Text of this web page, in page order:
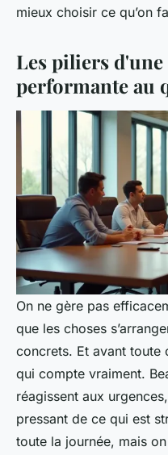
mieux choisir ce qu’on
Les piliers
performante au
On ne gère pas
que les choses
concrets. Et avant toute
qui compte vraiment.
réagissent aux
pressant de ce qui est
toute la journée, mais on